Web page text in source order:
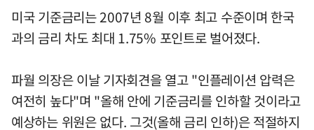
미국 기준금리는 2007년 8월 이후 최고 수준이며 한국
과의 금리 차도 최대 1.75% 포인트로 벌어졌다.
파월 의장은 이날 기자회견을 열고 "인플레이션 압력은
여전히 높다"며 "올해 안에 기준금리를 인하할 것이라고
예상하는 위원은 없다. 그것(올해 금리 인하)은 적절하지